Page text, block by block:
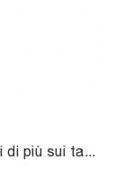
Vuoi valorizzare spazi design? Scopri di più sui tavoli design fissi: il modello da pranzo Giano Marble ti attende.